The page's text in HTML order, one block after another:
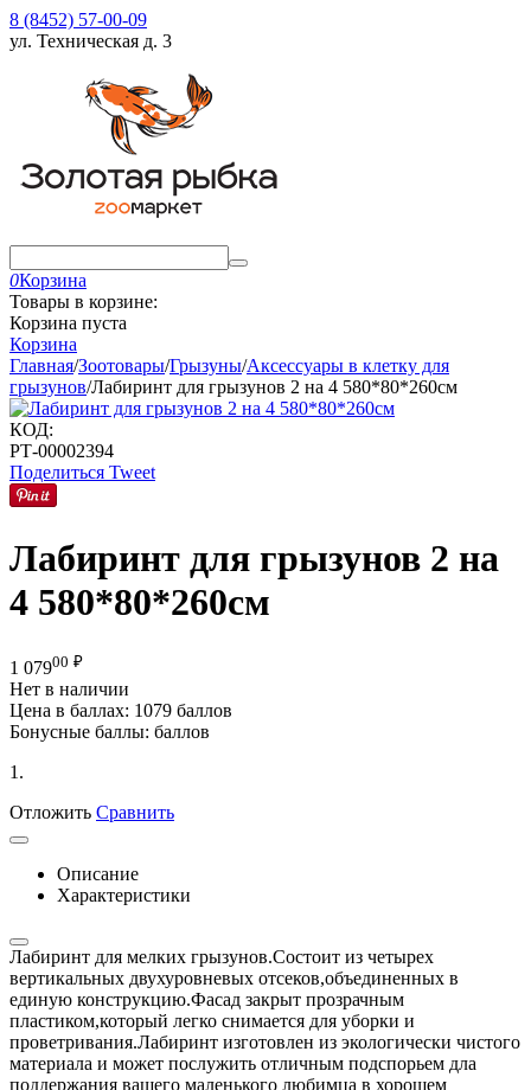
8 (8452) 57-00-09
ул. Техническая д. 3
0Корзина
Товары в корзине:
Корзина пуста
Корзина
Главная/Зоотовары/Грызуны/Аксессуары в клетку для
грызунов/Лабиринт для грызунов 2 на 4 580*80*260см
КОД:
РТ-00002394
Поделиться Tweet
Лабиринт для грызунов 2 на
4 580*80*260см
1 07900 ₽
Нет в наличии
Цена в баллах: 1079 баллов
Бонусные баллы: баллов
1.
Отложить Сравнить
Описание
Характеристики
Лабиринт для мелких грызунов.Состоит из четырех
вертикальных двухуровневых отсеков,объединенных в
единую конструкцию.Фасад закрыт прозрачным
пластиком,который легко снимается для уборки и
проветривания.Лабиринт изготовлен из экологически чистого
материала и может послужить отличным подспорьем дла
поддержания вашего маленького любимца в хорошем